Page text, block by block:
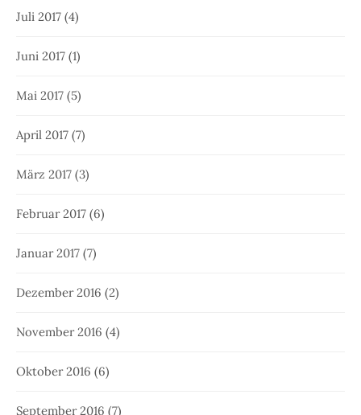
Juli 2017 (4)
Juni 2017 (1)
Mai 2017 (5)
April 2017 (7)
März 2017 (3)
Februar 2017 (6)
Januar 2017 (7)
Dezember 2016 (2)
November 2016 (4)
Oktober 2016 (6)
September 2016 (7)